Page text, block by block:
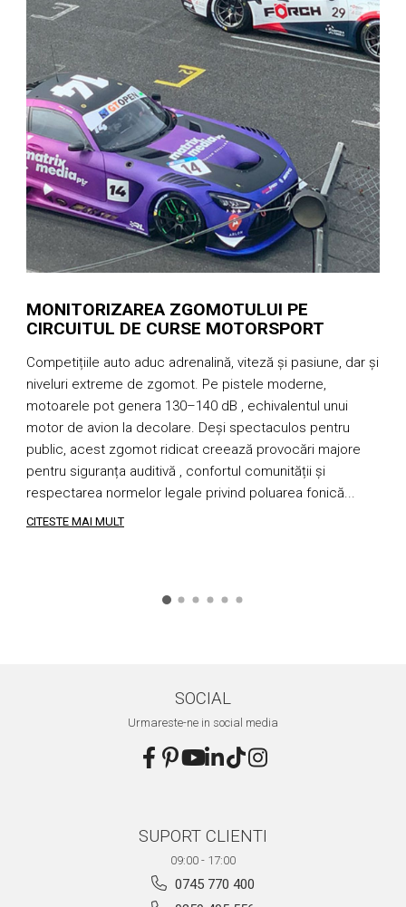
MONITORIZAREA ZGOMOTULUI PE
CIRCUITUL DE CURSE MOTORSPORT
Competițiile auto aduc adrenalină, viteză și pasiune, dar și
niveluri extreme de zgomot. Pe pistele moderne,
motoarele pot genera 130–140 dB , echivalentul unui
motor de avion la decolare. Deși spectaculos pentru
public, acest zgomot ridicat creează provocări majore
pentru siguranța auditivă , confortul comunității și
respectarea normelor legale privind poluarea fonică...
CITESTE MAI MULT
SOCIAL
Urmareste-ne in social media
SUPORT CLIENTI
09:00 - 17:00
0745 770 400